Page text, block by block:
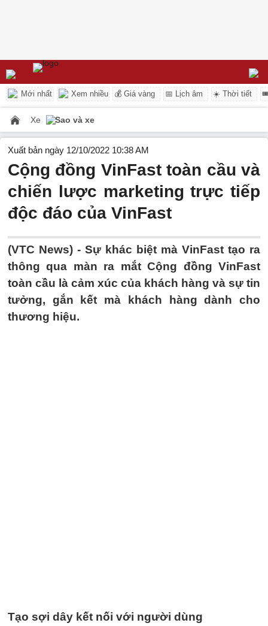
Mới nhất Xem nhiều 💰 Giá vàng 📅 Lịch âm ☀️ Thời tiết
Xe Sao và xe
Xuất bản ngày 12/10/2022 10:38 AM
Cộng đồng VinFast toàn cầu và
chiến lược marketing trực tiếp
độc đáo của VinFast
(VTC News) - Sự khác biệt mà VinFast tạo ra
thông qua màn ra mắt Cộng đồng VinFast
toàn cầu là cảm xúc của khách hàng và sự tin
tưởng, gắn kết mà khách hàng dành cho
thương hiệu.
Tạo sợi dây kết nối với người dùng